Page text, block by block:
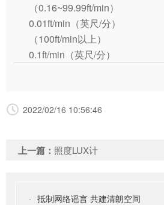
（0.16~99.99ft/min）
0.01ft/min（英尺/分）
（100ft/min以上）
0.1ft/min（英尺/分）
2022/02/16 10:56:46
上一篇： 照度LUX计
· 抵制网络谣言 共建清朗空间